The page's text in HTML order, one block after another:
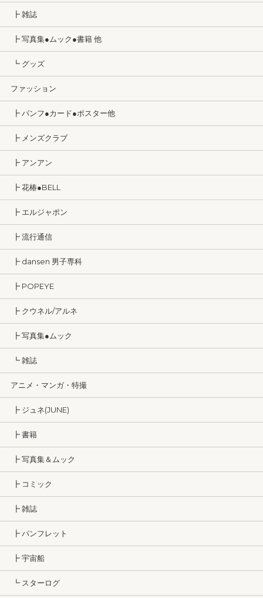
┣ 雑誌
┣ 写真集●ムック●書籍 他
┗ グッズ
ファッション
┣ パンフ●カード●ポスター他
┣ メンズクラブ
┣ アンアン
┣ 花椿●BELL
┣ エルジャポン
┣ 流行通信
┣ dansen 男子専科
┣ POPEYE
┣ クウネル/アルネ
┣ 写真集●ムック
┗ 雑誌
アニメ・マンガ・特撮
┣ ジュネ(JUNE)
┣ 書籍
┣ 写真集＆ムック
┣ コミック
┣ 雑誌
┣ パンフレット
┣ 宇宙船
┗ スターログ